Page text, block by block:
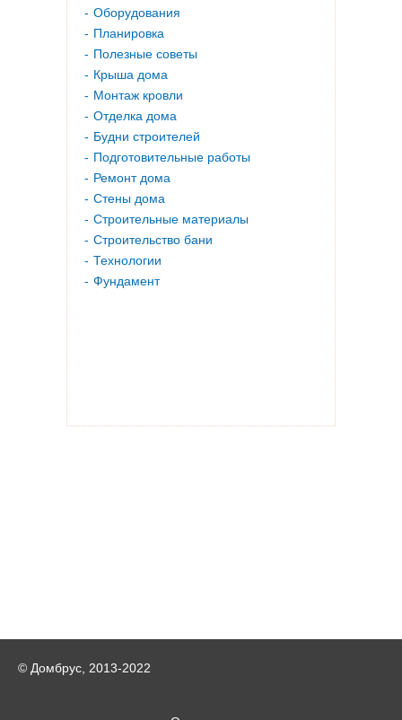
Оборудования
Планировка
Полезные советы
Крыша дома
Монтаж кровли
Отделка дома
Будни строителей
Подготовительные работы
Ремонт дома
Стены дома
Строительные материалы
Строительство бани
Технологии
Фундамент
© Домбрус, 2013-2022